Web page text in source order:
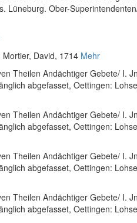
Lüneburg. Ober-
Mortier, David, 1714 Mehr
Theilen Andächtiger Gebete/ I.
abgefasset, Oettingen:
Theilen Andächtiger Gebete/ I.
abgefasset, Oettingen:
Theilen Andächtiger Gebete/ I.
abgefasset, Oettingen:
Theilen Andächtiger Gebete/ I.
abgefasset, Oettingen: